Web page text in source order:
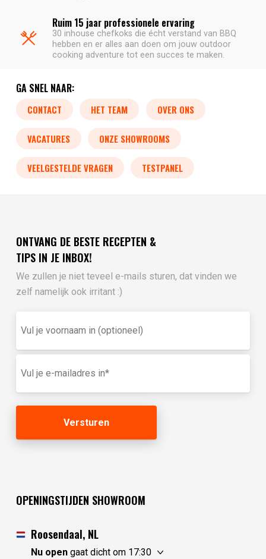
Ruim 15 jaar professionele ervaring
30 inhouse chefkoks die écht verstand van BBQ
hebben en er alles aan doen om jouw outdoor
cooking adventure tot een succes te maken.
GA SNEL NAAR:
CONTACT HET TEAM OVER ONS
VACATURES ONZE SHOWROOMS
VEELGESTELDE VRAGEN TESTPANEL
ONTVANG DE BESTE RECEPTEN &
TIPS IN JE INBOX!
We zullen je niet teveel e-mails sturen, dat vinden we
zelf namelijk ook irritant :)
je
in
(optioneel)
mailadres
OPENINGSTIJDEN SHOWROOM
Roosendaal, NL
Nu opengaat dicht om 17:30